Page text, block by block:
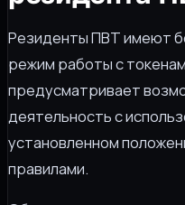
Резиденты ПВТ имеют
режим работы с
предусматривает
деятельность с
установленном
правилами.